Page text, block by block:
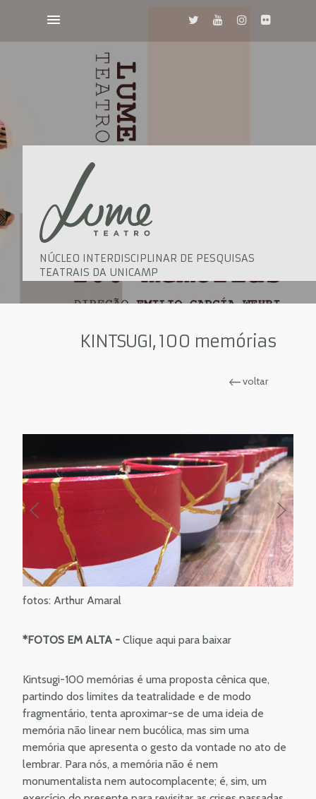
NÚCLEO INTERDISCIPLINAR DE PESQUISAS
TEATRAIS DA UNICAMP
KINTSUGI, 100 memórias
voltar
fotos: Arthur Amaral
*FOTOS EM ALTA - Clique aqui para baixar
Kintsugi-100 memórias é uma proposta cênica que,
partindo dos limites da teatralidade e de modo
fragmentário, tenta aproximar-se de uma ideia de
memória não linear nem bucólica, mas sim uma
memória que apresenta o gesto da vontade no ato de
lembrar. Para nós, a memória não é nem
monumentalista nem autocomplacente; é, sim, um